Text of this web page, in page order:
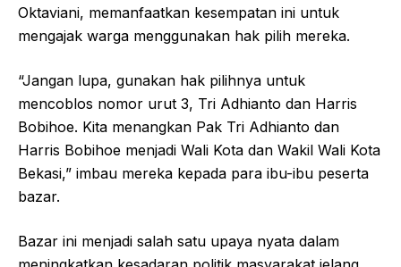
Oktaviani, memanfaatkan kesempatan ini untuk
mengajak warga menggunakan hak pilih mereka.
“Jangan lupa, gunakan hak pilihnya untuk
mencoblos nomor urut 3, Tri Adhianto dan Harris
Bobihoe. Kita menangkan Pak Tri Adhianto dan
Harris Bobihoe menjadi Wali Kota dan Wakil Wali Kota
Bekasi,” imbau mereka kepada para ibu-ibu peserta
bazar.
Bazar ini menjadi salah satu upaya nyata dalam